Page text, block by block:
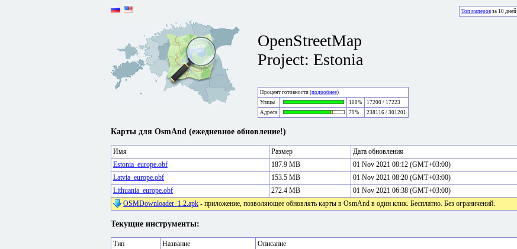
OpenStreetMap
Project: Estonia
Процент готовности (подробнее)
Улицы
100%
17200 / 17223
Адреса
79% 238116 / 301201
Топ маперовза 10 дней
Карты для OsmAnd (ежедневное обновление!)
Имя Размер Дата обновления
Estonia_europe.obf
187.9 MB 01 Nov 2021 08:12 (GMT+03:00)
Latvia_europe.obf
153.5 MB 01 Nov 2021 08:20 (GMT+03:00)
Lithuania_europe.obf
272.4 MB 01 Nov 2021 06:38 (GMT+03:00)
OSMDownloader_1.2.apk - приложение, позволяющее обновлять карты в OsmAnd в один клик. Бесплатно. Без ограничений.
Текущие инструменты:
Тип Название Описание